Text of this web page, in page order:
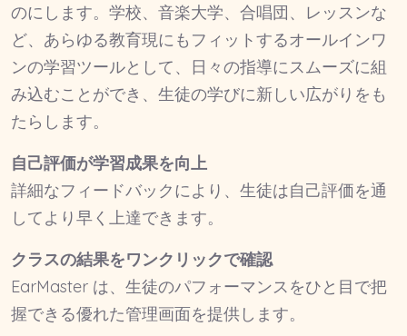
のにします。学校、音楽大学、合唱団、レッスンな
ど、あらゆる教育現にもフィットするオールインワ
ンの学習ツールとして、日々の指導にスムーズに組
み込むことができ、生徒の学びに新しい広がりをも
たらします。
自己評価が学習成果を向上
詳細なフィードバックにより、生徒は自己評価を通
してより早く上達できます。
クラスの結果をワンクリックで確認
EarMaster は、生徒のパフォーマンスをひと目で把
握できる優れた管理画面を提供します。